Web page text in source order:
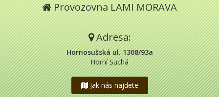
Provozovna LAMI MORAVA
Adresa:
Hornosušská ul. 1308/93a
Horní Suchá
Jak nás najdete